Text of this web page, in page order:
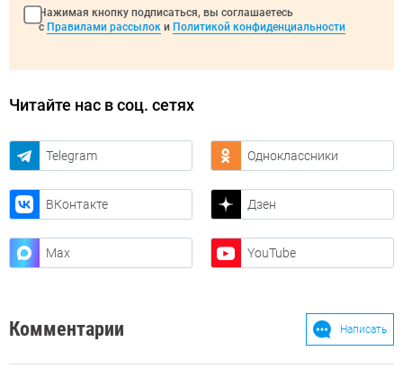
Нажимая кнопку подписаться, вы соглашаетесь
с Правилами рассылок и Политикой конфиденциальности
Читайте нас в соц. сетях
Telegram Одноклассники
ВКонтакте Дзен
Max YouTube
Комментарии Написать